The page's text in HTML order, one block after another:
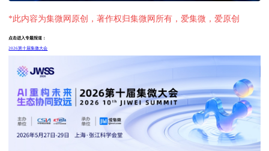
*此内容为集微网原创，著作权归集微网所有，爱集微，爱原创
点击进入专题报道：
2026第十届集微大会